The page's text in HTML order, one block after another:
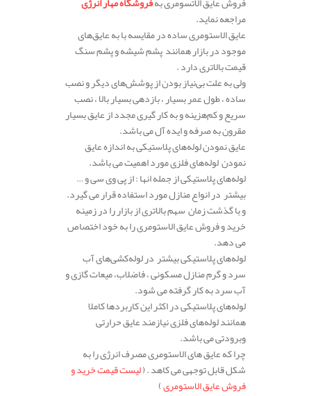
مراجعه نماید.
عایق الاستومری ساده در مقایسه با به عایق‌های
موجود در بازار همانند پشم شیشه و پشم سنگ
قیمت بالاتری دارد .
ولی به علت بی‌نیاز بودن از پوشش‌های دیگر و نصب
ساده ، طول عمر بسیار ، بازدهی بسیار بالا ، نصب
سریع و کم‌هزینه و به کار گیری مجدد از عایق بسیار
مقرون به صرفه و ایده آل می باشد.
عایق نمودن لوله‌های پلاستیکی به اندازه عایق
نمودن لوله‌های فلزی مورد اهمیت می باشد.
لوله‌های پلاستیکی از جمله انها : از پی وی سی و …
بیشتر در انواع منازل مورد استفاده قرار می گیرد.
و با گذشت زمان سهم بالاتری از بازار را در زمینه
خرید و فروش عایق الاستومری را به خود اختصاص
می دهد.
لوله‌های پلاستیکی بیشتر در لوله‌کشی‌های آب
سرد و گرم منازل مسکونی ، فاضلاب، میعات گازی و
آب سرد به کار گرفته می شود.
لوله‌های پلاستیکی در اکثر این کاربردها کاملا
همانند لوله‌های فلزی نیازمند عایق حرارتی
وبرودتی می باشد.
چرا که عایق های الاستومری مصرف انرژی را به
شکل قابل توجهی می کاهد . (لیست قیمت خرید و
فروش عایق الاستومری)